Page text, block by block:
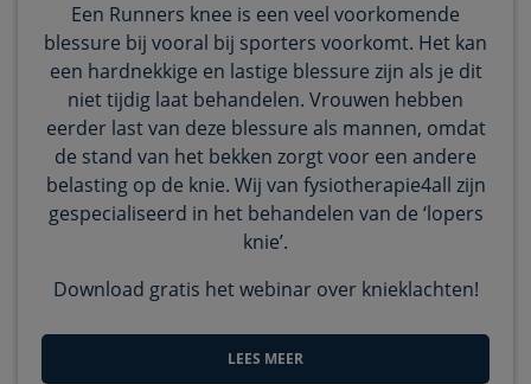
Een Runners knee is een veel voorkomende
blessure bij vooral bij sporters voorkomt. Het kan
een hardnekkige en lastige blessure zijn als je dit
niet tijdig laat behandelen. Vrouwen hebben
eerder last van deze blessure als mannen, omdat
de stand van het bekken zorgt voor een andere
belasting op de knie. Wij van fysiotherapie4all zijn
gespecialiseerd in het behandelen van de ‘lopers
knie’.
Download gratis het webinar over knieklachten!
LEES MEER